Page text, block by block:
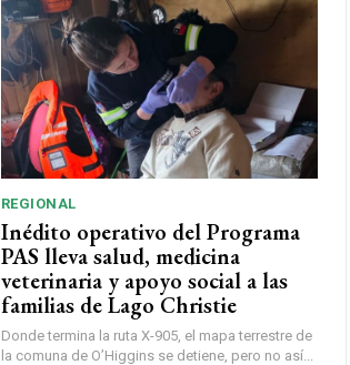
REGIONAL
Inédito operativo del Programa
PAS lleva salud, medicina
veterinaria y apoyo social a las
familias de Lago Christie
Donde termina la ruta X-905, el mapa terrestre de
la comuna de O’Higgins se detiene, pero no así...